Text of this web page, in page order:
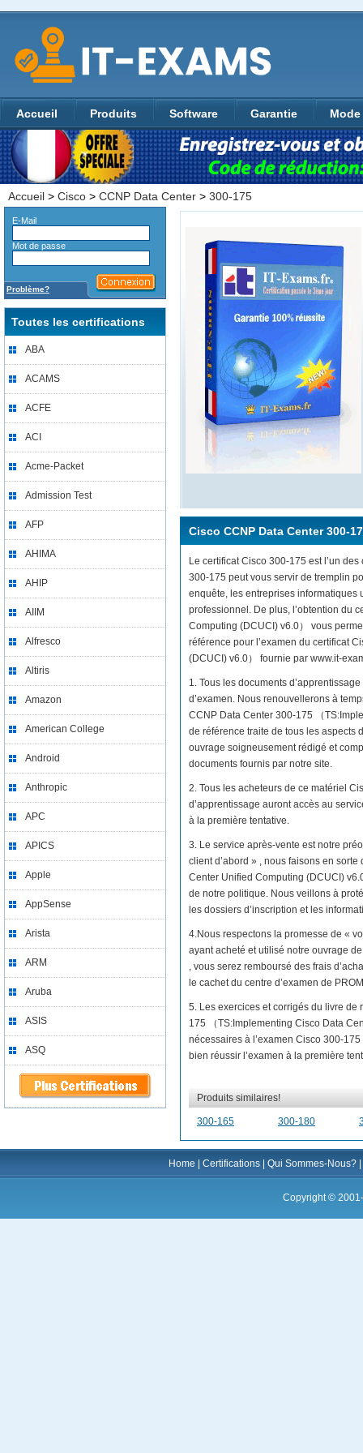
Accueil Produits Software Garantie
Accueil > Cisco > CCNP Data Center > 300-175
E-Mail
Mot de passe
Problème?
Toutes les certifications
ABA
ACAMS
ACFE
ACI
Acme-Packet
Admission Test
AFP
AHIMA
AHIP
AIIM
Alfresco
Altiris
Amazon
American College
Android
Anthropic
APC
APICS
Apple
AppSense
Arista
ARM
Aruba
ASIS
ASQ
Cisco CCNP Data Center 300-
Le certificat Cisco 300-175 est l’un
300-175 peut vous servir de tremplin
enquête, les entreprises informatiques
professionnel. De plus, l’obtention du
Computing (DCUCI) v6.0） vous
référence pour l’examen du certificat
(DCUCI) v6.0） fournie par www.it-
1. Tous les documents
d’examen. Nous renouvellerons à
CCNP Data Center 300-175 （
de référence traite de tous les aspects
ouvrage soigneusement rédigé et
documents fournis par notre site.
2. Tous les acheteurs de ce matériel
d’apprentissage auront accès au
à la première tentative.
3. Le service après-vente est notre
client d’abord » , nous faisons en
Center Unified Computing (DCUCI)
de notre politique. Nous veillons à
les dossiers d’inscription et les
4.Nous respectons la promesse de «
ayant acheté et utilisé notre ouvrage
, vous serez remboursé des frais
le cachet du centre d’examen de
5. Les exercices et corrigés du livre de
175 （TS:Implementing Cisco Data
nécessaires à l’examen Cisco 300-
bien réussir l’examen à la première
Produits similaires!
300-165 300-180
Home Certifications Qui Sommes-Nous?
Copyright ©